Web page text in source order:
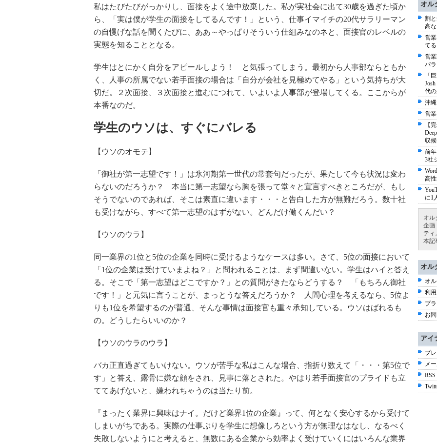
私はたびたびがっかりし、面接をよく途中放棄した。私が実社会に出て30歳を過ぎた頃か
ら、「実は僕が学生の面接をしてるんです！」という、仕事イマイチの20代サラリーマン
の自慢げな話を聞くたびに、ああ～やっぱりそういう仕組みなのネと、面接官のレベルの
実態を知ることとなる。
学生はとにかく自分をアピールしよう！ と気張ってしまう。最初から人事部ならともか
く、人事の所属でない若手面接の場合は「自分が会社を見極めてやる」という気持ちが大
切だ。２次面接、３次面接と進むにつれて、いよいよ人事部が登場してくる。ここからが
本番なのだ。
学生のウソは、すぐにバレる
【ウソのオモテ】
「御社が第一志望です！」は氷河期第一世代の常套句だったが、果たして今も状況は変わ
らないのだろうか？ 本当に第一志望なら胸を張って堂々と宣言すべきところだが、もし
そうでないのであれば、そこは素直に違います・・・と告白した方が無難だろう。数十社
も受けながら、すべて第一志望のはずがない。どんだけ働くんだい？
【ウソのウラ】
同一業界の1位と5位の企業を同時に受けるようなケースは多い。さて、5位の面接において
「1位の企業は受けていまよね？」と問われることは、まず間違いない。学生はハイと答え
る。そこで「第一志望はどこですか？」との質問がきたならどうする？ 「もちろん御社
です！」と元気に言うことが、まっとうな答えだろうか？ 人間心理を考えるなら、5位よ
りも1位を希望するのが普通、そんな事情は面接官も重々承知している。ウソはばれるも
の。どうしたらいいのか？
【ウソのウラのウラ】
バカ正直過ぎてもいけない。ウソが苦手な私はこんな場合、指折り数えて「・・・第5位で
す」と答え、露骨に嫌な顔をされ、見事に落とされた。やはり若手面接官のプライドも立
ててあげないと、嫌われちゃうのは当たり前。
『まったく業界に興味はナイ。だけど業界1位の企業』って、何となく安心するから受けて
しまいがちである。実際の仕事ぶりを学生に想像しろという方が無理なはなし、なるべく
失敗しないようにと考えると、無数にある企業から効率よく受けていくにはいろんな業界
オル
割
高
営
てる
営
パ
「
代
沖
営
【
収
前
3社
高
に1
オル
企画
ティ
本記
オル
オ
利
プ
お
アイ
プ
メ
RSS